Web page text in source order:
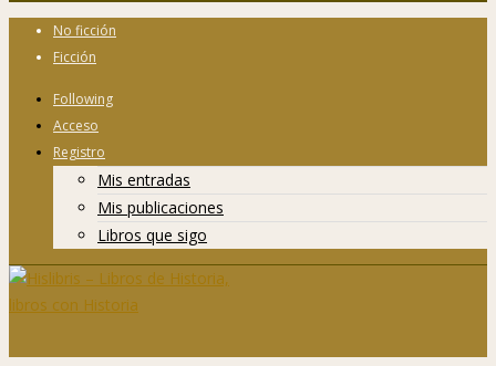
No ficción
Ficción
Following
Acceso
Registro
Mis entradas
Mis publicaciones
Libros que sigo